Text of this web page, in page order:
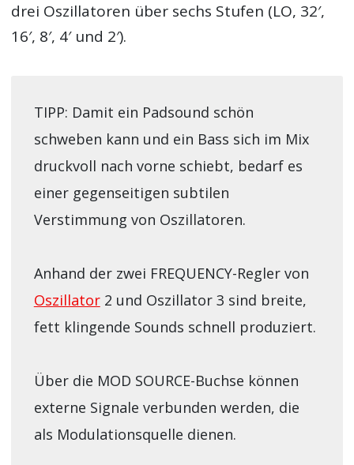
drei Oszillatoren über sechs Stufen (LO, 32′,
16′, 8′, 4′ und 2′).
TIPP: Damit ein Padsound schön
schweben kann und ein Bass sich im Mix
druckvoll nach vorne schiebt, bedarf es
einer gegenseitigen subtilen
Verstimmung von Oszillatoren.
Anhand der zwei FREQUENCY-Regler von
Oszillator2 und Oszillator 3 sind breite,
fett klingende Sounds schnell produziert.
Über die MOD SOURCE-Buchse können
externe Signale verbunden werden, die
als Modulationsquelle dienen.